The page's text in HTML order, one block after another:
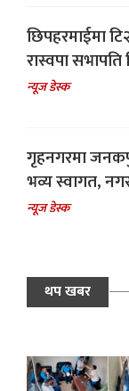
छिपहरमाईमा
रास्वपा सभापति
न्यूज डेस्क
गृहनगरमा
भव्य स्वागत,
न्यूज डेस्क
थप खबर